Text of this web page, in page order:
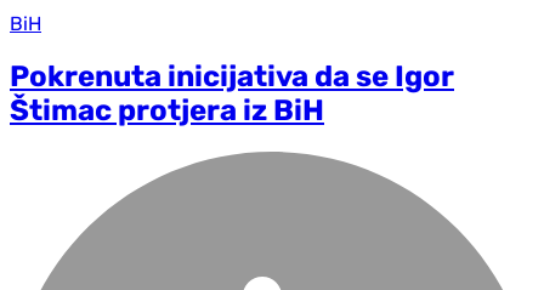
BiH
Pokrenuta inicijativa da se Igor
Štimac protjera iz BiH